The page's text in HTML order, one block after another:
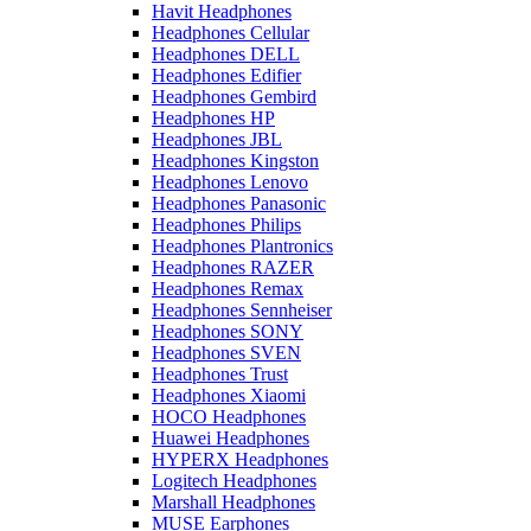
Havit Headphones
Headphones Cellular
Headphones DELL
Headphones Edifier
Headphones Gembird
Headphones HP
Headphones JBL
Headphones Kingston
Headphones Lenovo
Headphones Panasonic
Headphones Philips
Headphones Plantronics
Headphones RAZER
Headphones Remax
Headphones Sennheiser
Headphones SONY
Headphones SVEN
Headphones Trust
Headphones Xiaomi
HOCO Headphones
Huawei Headphones
HYPERX Headphones
Logitech Headphones
Marshall Headphones
MUSE Earphones